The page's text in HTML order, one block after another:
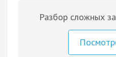
Разбор сложных